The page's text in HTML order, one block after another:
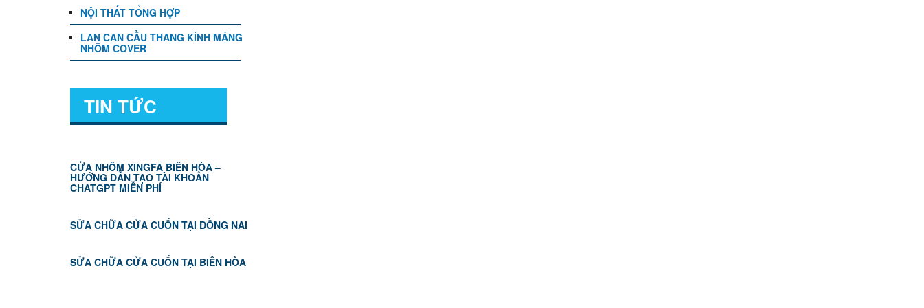
NỘI THẤT TỔNG HỢP
LAN CAN CẦU THANG KÍNH MÁNG
NHÔM COVER
TIN TỨC
CỬA NHÔM XINGFA BIÊN HÒA –
HƯỚNG DẪN TẠO TÀI KHOẢN
CHATGPT MIỄN PHÍ
SỬA CHỮA CỬA CUỐN TẠI ĐỒNG NAI
SỬA CHỮA CỬA CUỐN TẠI BIÊN HÒA